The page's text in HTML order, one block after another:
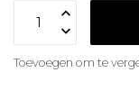
Toevoegen om te